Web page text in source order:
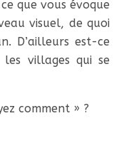
que vous évoque
visuel, de quoi
D’ailleurs est-ce
villages qui se
comment » ?